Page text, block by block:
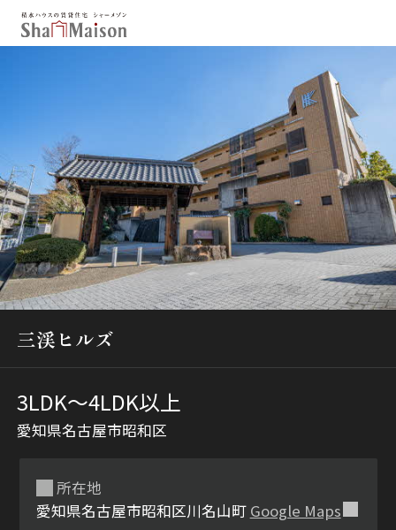
北海道 東北
関東
中部
関西
中国・四国
九州
市区郡・路線・駅から探す
通勤・通学時間から探す
地図から探す
三渓ヒルズ
3LDK〜4LDK以上
愛知県名古屋市昭和区
所在地
愛知県名古屋市昭和区川名山町 Google Maps